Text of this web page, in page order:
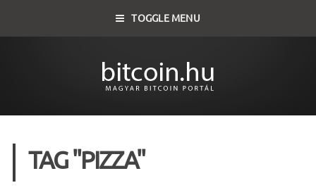
TOGGLE MENU
TAG "PIZZA"